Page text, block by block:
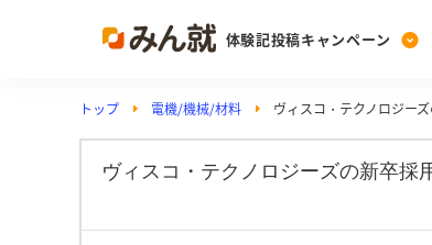
体験記投稿キャンペーン
Post
投稿する
Ranking
ランキングを
PickUp
注目の企業特
トップ 電機/機械/材料 ヴィスコ・テクノロジー
ヴィスコ・テクノロジーズの新卒採